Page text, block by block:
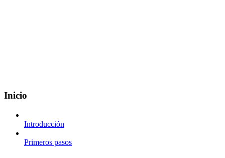
Inicio
Introducción
Primeros pasos